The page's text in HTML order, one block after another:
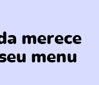
merece
menu